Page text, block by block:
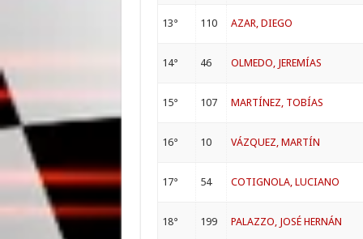
13° 110 AZAR, DIEGO
14° 46 OLMEDO, JEREMÍAS
15° 107 MARTÍNEZ, TOBÍAS
16° 10 VÁZQUEZ, MARTÍN
17° 54 COTIGNOLA, LUCIANO
18° 199 PALAZZO, JOSÉ HERNÁN